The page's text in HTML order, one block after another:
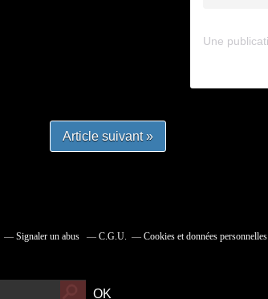
Article suivant »
Signaler un abus C.G.U. Cookies et données personnelles